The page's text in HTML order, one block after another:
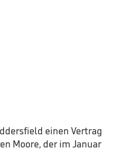
einen Vertrag
Moore, der im Januar